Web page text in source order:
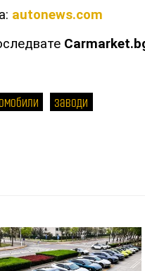
autonews.com
заводи